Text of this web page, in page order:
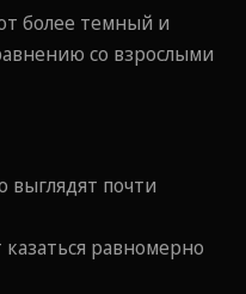
более темный и
со взрослыми
выглядят почти
равномерно